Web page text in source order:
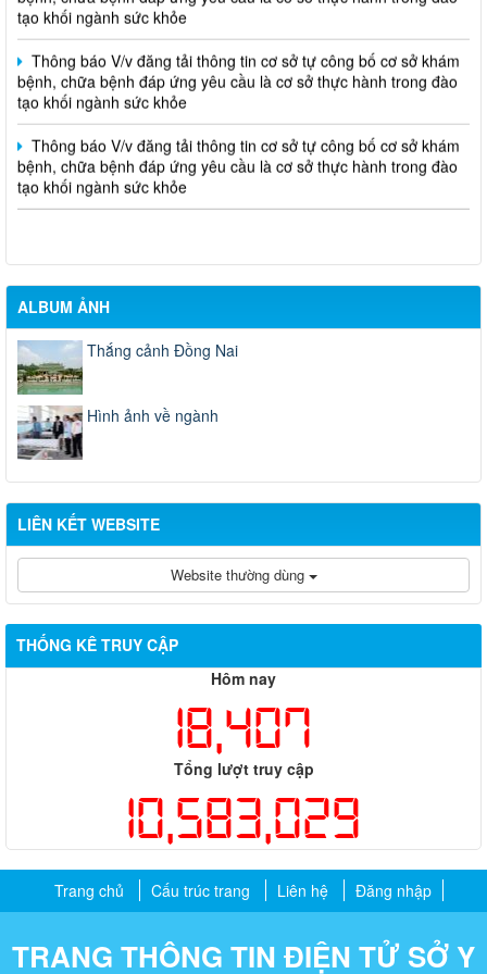
tạo khối ngành sức khỏe
Thông báo V/v đăng tải thông tin cơ sở tự công bố cơ sở khám
bệnh, chữa bệnh đáp ứng yêu cầu là cơ sở thực hành trong đào
tạo khối ngành sức khỏe
Thông báo V/v đăng tải thông tin cơ sở tự công bố cơ sở khám
bệnh, chữa bệnh đáp ứng yêu cầu là cơ sở thực hành trong đào
tạo khối ngành sức khỏe
ALBUM ẢNH
Thắng cảnh Đồng Nai
Hình ảnh về ngành
LIÊN KẾT WEBSITE
Website thường dùng
THỐNG KÊ TRUY CẬP
Hôm nay
18,407
Tổng lượt truy cập
10,583,029
Trang chủ Cấu trúc trang Liên hệ Đăng nhập
TRANG THÔNG TIN ĐIỆN TỬ SỞ Y